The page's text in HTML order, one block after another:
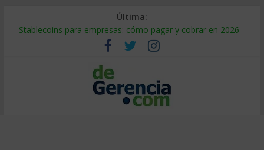
Última:
Stablecoins para empresas: cómo pagar y cobrar en 2026
Despido silencioso: qué es y por qué sale tan caro
IA en selección de personal: cómo auditarla a tiempo
Trabajo forzoso en la cadena de suministro: qué hacer
Mercado hispano de EE. UU.: cómo segmentarlo y venderle